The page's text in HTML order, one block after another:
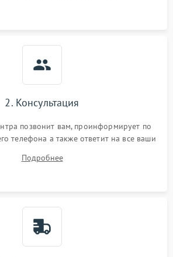
2. Консультация
позвонит вам, проинформирует по
телефона а также ответит на все ваши
Подробнее